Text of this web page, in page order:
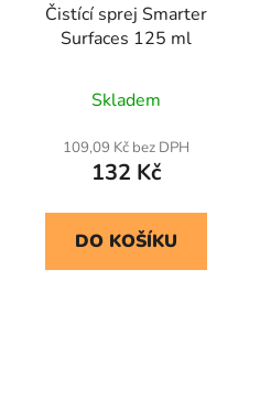
Čistící sprej Smarter
Surfaces 125 ml
Skladem
109,09 Kč bez DPH
132 Kč
DO KOŠÍKU